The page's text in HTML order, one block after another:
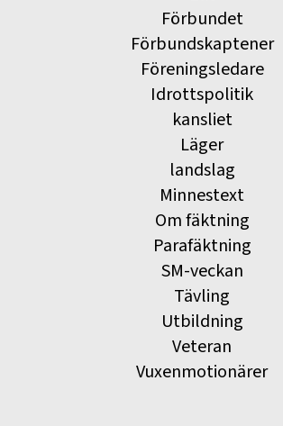
Förbundet
Förbundskaptener
Föreningsledare
Idrottspolitik
kansliet
Läger
landslag
Minnestext
Om fäktning
Parafäktning
SM-veckan
Tävling
Utbildning
Veteran
Vuxenmotionärer